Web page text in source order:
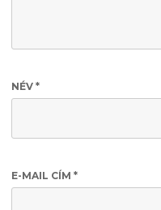
NÉV *
E-MAIL CÍM *